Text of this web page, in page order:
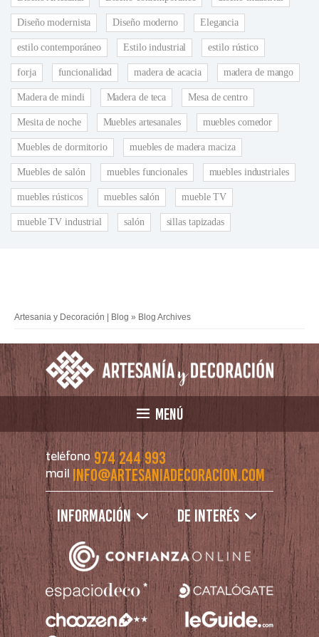
Diseño modernista Diseño moderno Elegancia
estilo contemporáneo Estilo industrial estilo rústico
forja funcionalidad madera de acacia madera de mango
Madera de mindi Madera de teca Mesa de centro
Mesita de noche Muebles artesanales muebles comedor
Muebles de dormitorio muebles de madera maciza
Muebles de salón muebles funcionales muebles industriales
muebles rústicos muebles salón mueble TV
mueble TV industrial salón sillas tapizadas
Artesania y Decoración | Blog » Blog Archives
MENÚ
teléfono 974 244 993
mail info@artesaniadecoracion.com
Información
De interés